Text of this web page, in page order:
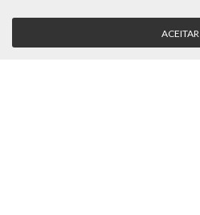
Empresa
Visão, Missão e Valores
ACEITAR